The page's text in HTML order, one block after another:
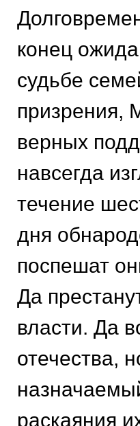
конец
судьбе
призрения,
верных
навсегда
течение
дня
поспешат
Да
власти. Да
отечества,
раскаяния